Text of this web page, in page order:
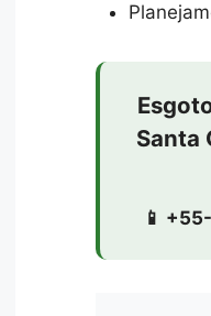
Santa
📱